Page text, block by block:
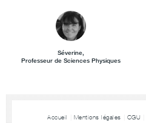
Séverine,
Professeur de Sciences Physiques
Accueil Mentions légales CGU